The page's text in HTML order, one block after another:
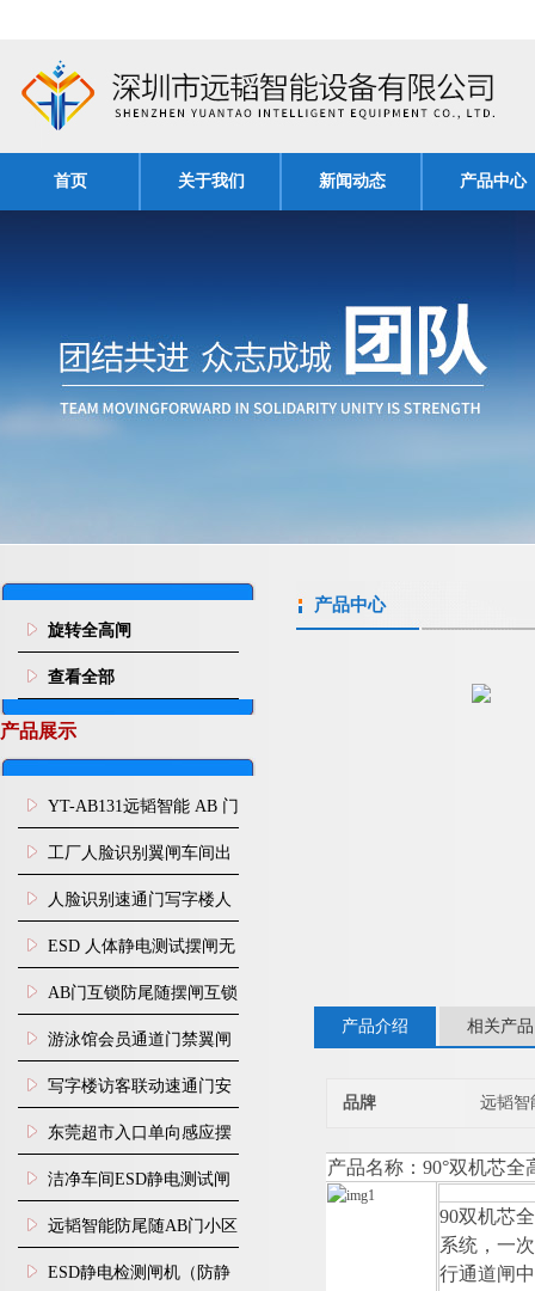
首页 关于我们 新闻动态 产品中心
旋转全高闸
查看全部
产品展示
YT-AB131远韬智能 AB 门
闸机双通道互锁防尾随闸
机
工厂人脸识别翼闸车间出
入口人行通道门禁
人脸识别速通门写字楼人
行通道闸门禁设备
ESD 人体静电测试摆闸无
尘车间防静电闸机
AB门互锁防尾随摆闸互锁
闸机
游泳馆会员通道门禁翼闸
写字楼访客联动速通门安
装
东莞超市入口单向感应摆
闸安装
洁净车间ESD静电测试闸
机
远韬智能防尾随AB门小区
门禁闸机安装
​ESD静电检测闸机（防静
产品中心
产品介绍 相关产品
品牌 远韬智
产品名称 ：90°双机芯
90双机芯
系统，一
行通道闸